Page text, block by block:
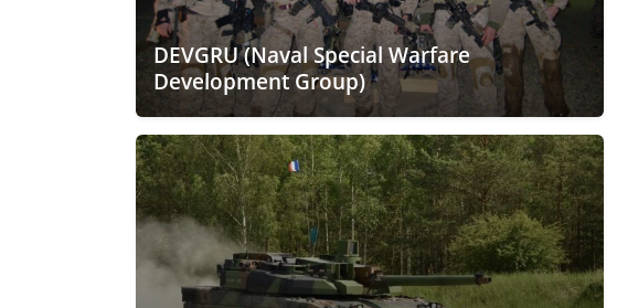
DEVGRU (Naval Special Warfare
Development Group)